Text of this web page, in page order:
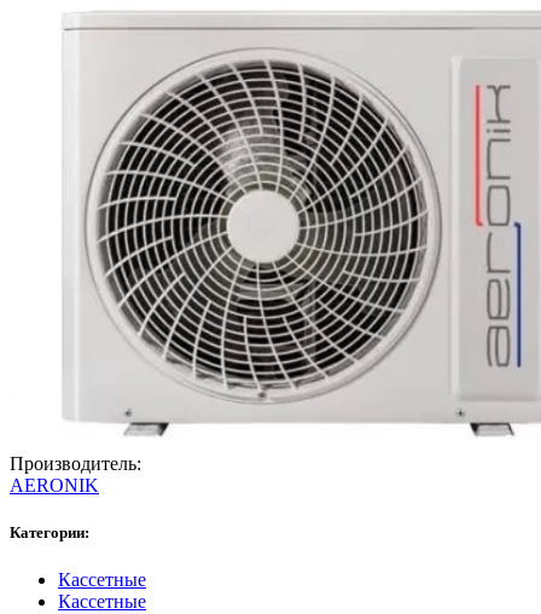
Производитель:
AERONIK
Категории:
Кассетные
Кассетные